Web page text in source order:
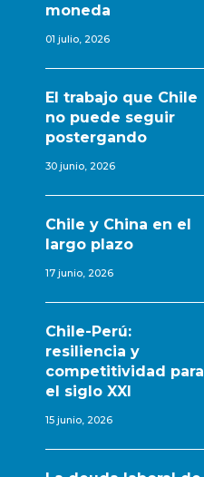
moneda
01 julio, 2026
El trabajo que Chile
no puede seguir
postergando
30 junio, 2026
Chile y China en el
largo plazo
17 junio, 2026
Chile-Perú:
resiliencia y
competitividad para
el siglo XXI
15 junio, 2026